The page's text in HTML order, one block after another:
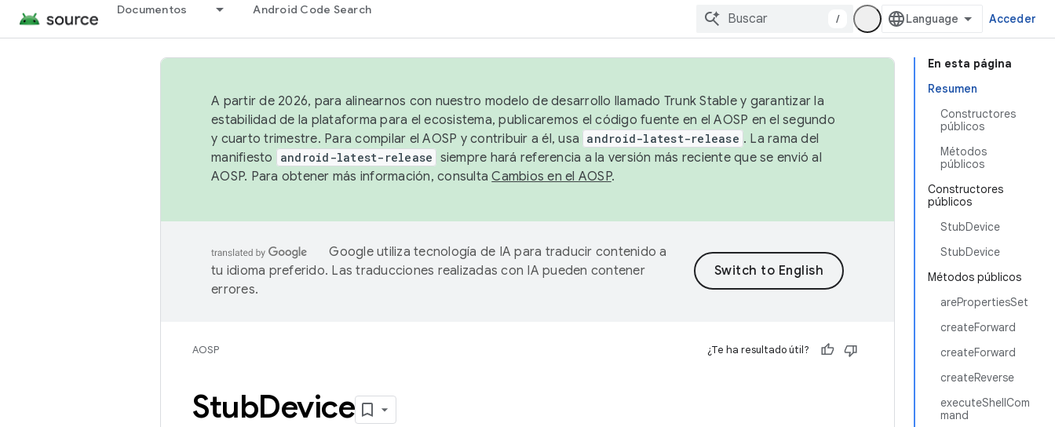
Documentos Android Code Search
/ Acceder
En esta página
Resumen
Constructores
públicos
Métodos
públicos
Constructores
públicos
StubDevice
StubDevice
Métodos públicos
arePropertiesSet
createForward
createForward
createReverse
executeShellCom
mand
A partir de 2026, para alinearnos con nuestro modelo de desarrollo llamado Trunk Stable y garantizar la
estabilidad de la plataforma para el ecosistema, publicaremos el código fuente en el AOSP en el segundo
y cuarto trimestre. Para compilar el AOSP y contribuir a él, usa android-latest-release . La rama del
manifiesto
android-latest-release siempre hará referencia a la versión más reciente que se envió al
AOSP. Para obtener más información, consultaCambios en el AOSP.
Google utiliza tecnología de IA para traducir contenido a
tu idioma preferido. Las traducciones realizadas con IA pueden contener
errores.
AOSP ¿Te ha resultado útil?
StubDevice